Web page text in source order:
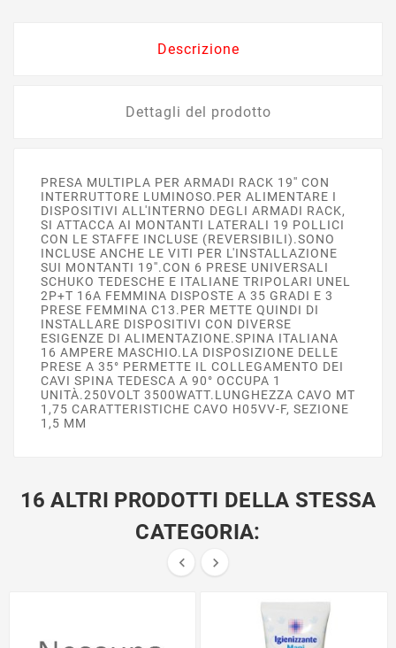
Descrizione
Dettagli del prodotto
PRESA MULTIPLA PER ARMADI RACK 19'' CON
INTERRUTTORE LUMINOSO.PER ALIMENTARE I
DISPOSITIVI ALL'INTERNO DEGLI ARMADI RACK,
SI ATTACCA AI MONTANTI LATERALI 19 POLLICI
CON LE STAFFE INCLUSE (REVERSIBILI).SONO
INCLUSE ANCHE LE VITI PER L'INSTALLAZIONE
SUI MONTANTI 19''.CON 6 PRESE UNIVERSALI
SCHUKO TEDESCHE E ITALIANE TRIPOLARI UNEL
2P+T 16A FEMMINA DISPOSTE A 35 GRADI E 3
PRESE FEMMINA C13.PER METTE QUINDI DI
INSTALLARE DISPOSITIVI CON DIVERSE
ESIGENZE DI ALIMENTAZIONE.SPINA ITALIANA
16 AMPERE MASCHIO.LA DISPOSIZIONE DELLE
PRESE A 35° PERMETTE IL COLLEGAMENTO DEI
CAVI SPINA TEDESCA A 90° OCCUPA 1
UNITÀ.250VOLT 3500WATT.LUNGHEZZA CAVO MT
1,75 CARATTERISTICHE CAVO H05VV-F, SEZIONE
1,5 MM
16 ALTRI PRODOTTI DELLA STESSA
CATEGORIA:
 